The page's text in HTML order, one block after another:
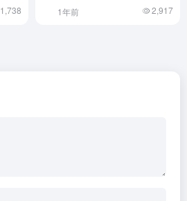
1,738 1年前 2,917